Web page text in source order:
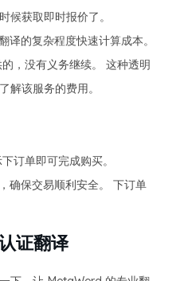
候获取即时报价了。
的复杂程度快速计算成本。
，没有义务继续。 这种透明
解该服务的费用。
订单即可完成购买。
确保交易顺利安全。 下订单
证翻译